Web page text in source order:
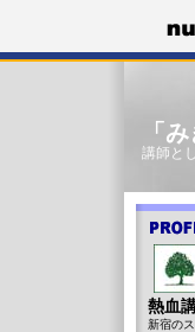
「
講師と
熱血
新宿の